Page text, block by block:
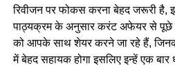
रिवीजन पर फोकस करना बेहद जरूरी है,
पाठ्यक्रम के अनुसार करंट अफेयर से पूछे
को आपके साथ शेयर करने जा रहे हैं,
में बेहद सहायक होगा इसलिए इन्हें एक